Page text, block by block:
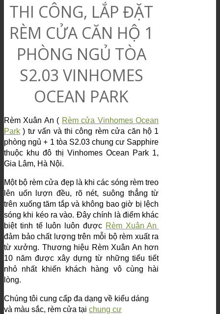
THI CÔNG, LẮP ĐẶT
RÈM CỬA CĂN HỘ 1
PHÒNG NGỦ TÒA
S2.03 VINHOMES
OCEAN PARK
Rèm Xuân An ( Rèm cửa Vinhomes Ocean
Park ) tư vấn và thi công rèm cửa căn hộ 1
phòng ngủ + 1 tòa S2.03 chung cư Sapphire
thuộc khu đô thị Vinhomes Ocean Park 1,
Gia Lâm, Hà Nội.
Một bộ rèm cửa đẹp là khi các sóng rèm treo
lên uốn lượn đều, rõ nét, suông thẳng từ
trên xuống tăm tắp và không bao giờ bị lệch
sóng khi kéo ra vào. Đây chính là điểm khác
biệt tinh tế luôn luôn được Rèm Xuân An
đảm bảo chất lượng trên mỗi bộ rèm xuất ra
từ xưởng. Thương hiệu Rèm Xuân An hơn
10 năm được xây dựng từ những tiểu tiết
nhỏ nhất khiến khách hàng vô cùng hài
lòng.
Chúng tôi cung cấp đa dạng về kiểu dáng
và màu sắc, rèm cửa tại chung cư